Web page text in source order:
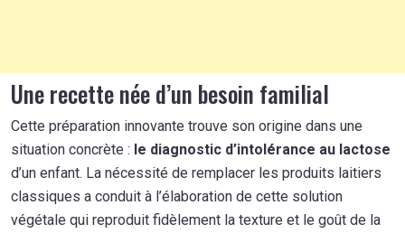
Une recette née d’un besoin familial
Cette préparation innovante trouve son origine dans une
situation concrète : le diagnostic d’intolérance au lactose
d’un enfant. La nécessité de remplacer les produits laitiers
classiques a conduit à l’élaboration de cette solution
végétale qui reproduit fidèlement la texture et le goût de la